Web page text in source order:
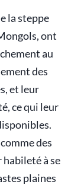
la steppe
ont
au
des
et leur
ce qui leur
des
habileté à se
plaines